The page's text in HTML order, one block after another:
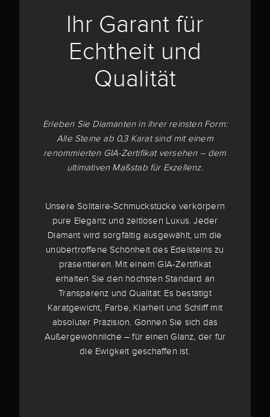
Ihr Garant für
Echtheit und
Qualität
Erleben Sie Diamanten in ihrer reinsten Form:
Alle Steine ab 0,3 Karat sind mit einem
renommierten GIA-Zertifikat versehen – dem
ultimativen Maßstab für Exzellenz.
Unsere Solitaire-Schmuckstücke verkörpern
pure Eleganz und zeitlosen Luxus. Jeder
Diamant wird sorgfältig ausgewählt, um die
unübertroffene Schönheit des Edelsteins zu
präsentieren. Mit einem GIA-Zertifikat
erhalten Sie den höchsten Standard an
Transparenz und Qualität: Es bestätigt
Karatgewicht, Farbe, Klarheit und Schliff mit
absoluter Präzision. Gönnen Sie sich das
Außergewöhnliche – für einen Glanz, der für
die Ewigkeit geschaffen ist.